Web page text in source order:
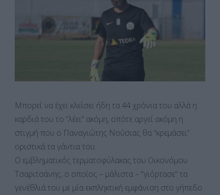
Μπορεί να έχει κλείσει ήδη τα 44 χρόνια του αλλά η
καρδιά του το “λέει” ακόμη, οπότε αργεί ακόμη η
στιγμή που ο Παναγιώτης Νούσιας θα “κρεμάσει”
οριστικά τα γάντια του.
Ο εμβληματικός τερματοφύλακας του Οικονόμου
Τσαριτσάνης, ο οποίος – μάλιστα – “γιόρτασε” τα
γενέθλιά του με μία εκπληκτική εμφάνιση στο γήπεδο